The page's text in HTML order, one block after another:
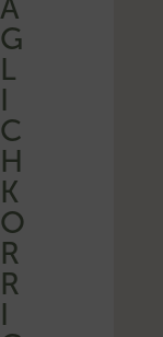
Ä
G
L
I
C
H
K
O
R
R
I